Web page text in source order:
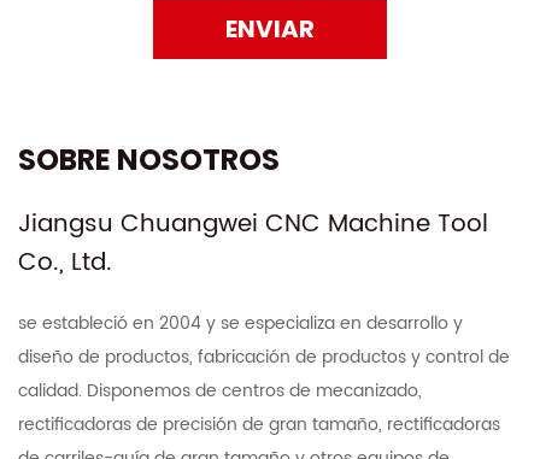
ENVIAR
SOBRE NOSOTROS
Jiangsu Chuangwei CNC Machine Tool
Co., Ltd.
se estableció en 2004 y se especializa en desarrollo y
diseño de productos, fabricación de productos y control de
calidad. Disponemos de centros de mecanizado,
rectificadoras de precisión de gran tamaño, rectificadoras